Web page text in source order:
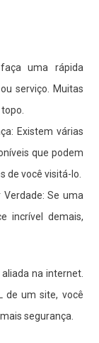
uma rápida
serviço. Muitas
Existem várias
que podem
de você visitá-lo.
Se uma
incrível demais,
na internet.
de um site, você
segurança.